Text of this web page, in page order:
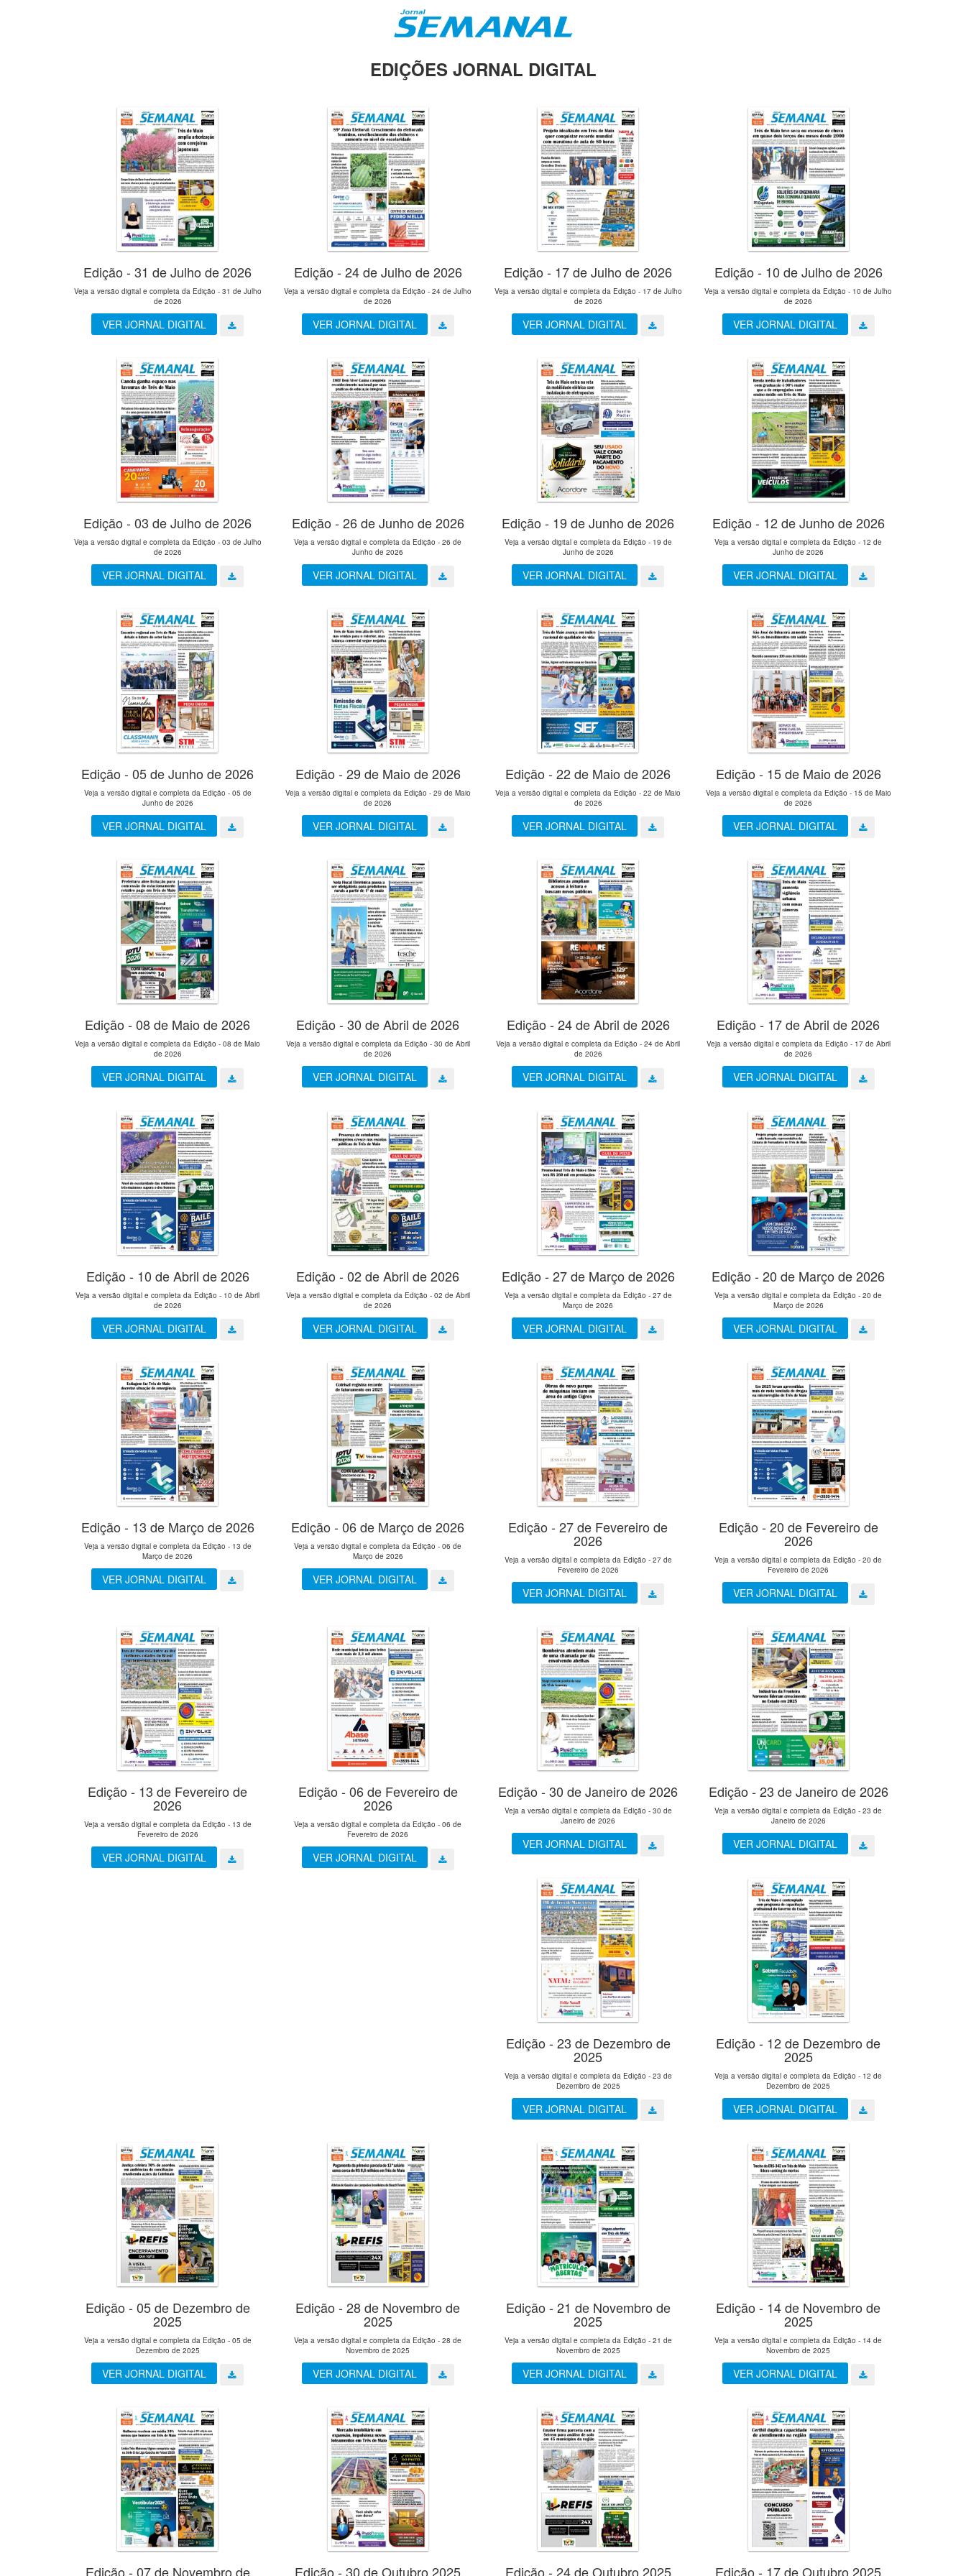
EDIÇÕES JORNAL DIGITAL
Edição - 31 de Julho de 2026
Veja a versão digital e completa da Edição - 31 de Julho
de 2026
VER JORNAL DIGITAL
Edição - 24 de Julho de 2026
Veja a versão digital e completa da Edição - 24 de Julho
de 2026
VER JORNAL DIGITAL
Edição - 17 de Julho de 2026
Veja a versão digital e completa da Edição - 17 de Julho
de 2026
VER JORNAL DIGITAL
Edição - 10 de Julho de 2026
Veja a versão digital e completa da Edição - 10 de Julho
de 2026
VER JORNAL DIGITAL
Edição - 03 de Julho de 2026
Veja a versão digital e completa da Edição - 03 de Julho
de 2026
VER JORNAL DIGITAL
Edição - 26 de Junho de 2026
Veja a versão digital e completa da Edição - 26 de
Junho de 2026
VER JORNAL DIGITAL
Edição - 19 de Junho de 2026
Veja a versão digital e completa da Edição - 19 de
Junho de 2026
VER JORNAL DIGITAL
Edição - 12 de Junho de 2026
Veja a versão digital e completa da Edição - 12 de
Junho de 2026
VER JORNAL DIGITAL
Edição - 05 de Junho de 2026
Veja a versão digital e completa da Edição - 05 de
Junho de 2026
VER JORNAL DIGITAL
Edição - 29 de Maio de 2026
Veja a versão digital e completa da Edição - 29 de Maio
de 2026
VER JORNAL DIGITAL
Edição - 22 de Maio de 2026
Veja a versão digital e completa da Edição - 22 de Maio
de 2026
VER JORNAL DIGITAL
Edição - 15 de Maio de 2026
Veja a versão digital e completa da Edição - 15 de Maio
de 2026
VER JORNAL DIGITAL
Edição - 08 de Maio de 2026
Veja a versão digital e completa da Edição - 08 de Maio
de 2026
VER JORNAL DIGITAL
Edição - 30 de Abril de 2026
Veja a versão digital e completa da Edição - 30 de Abril
de 2026
VER JORNAL DIGITAL
Edição - 24 de Abril de 2026
Veja a versão digital e completa da Edição - 24 de Abril
de 2026
VER JORNAL DIGITAL
Edição - 17 de Abril de 2026
Veja a versão digital e completa da Edição - 17 de Abril
de 2026
VER JORNAL DIGITAL
Edição - 10 de Abril de 2026
Veja a versão digital e completa da Edição - 10 de Abril
de 2026
VER JORNAL DIGITAL
Edição - 02 de Abril de 2026
Veja a versão digital e completa da Edição - 02 de Abril
de 2026
VER JORNAL DIGITAL
Edição - 27 de Março de 2026
Veja a versão digital e completa da Edição - 27 de
Março de 2026
VER JORNAL DIGITAL
Edição - 20 de Março de 2026
Veja a versão digital e completa da Edição - 20 de
Março de 2026
VER JORNAL DIGITAL
Edição - 13 de Março de 2026
Veja a versão digital e completa da Edição - 13 de
Março de 2026
VER JORNAL DIGITAL
Edição - 06 de Março de 2026
Veja a versão digital e completa da Edição - 06 de
Março de 2026
VER JORNAL DIGITAL
Edição - 27 de Fevereiro de
2026
Veja a versão digital e completa da Edição - 27 de
Fevereiro de 2026
VER JORNAL DIGITAL
Edição - 20 de Fevereiro de
2026
Veja a versão digital e completa da Edição - 20 de
Fevereiro de 2026
VER JORNAL DIGITAL
Edição - 13 de Fevereiro de
2026
Veja a versão digital e completa da Edição - 13 de
Fevereiro de 2026
VER JORNAL DIGITAL
Edição - 06 de Fevereiro de
2026
Veja a versão digital e completa da Edição - 06 de
Fevereiro de 2026
VER JORNAL DIGITAL
Edição - 30 de Janeiro de 2026
Veja a versão digital e completa da Edição - 30 de
Janeiro de 2026
VER JORNAL DIGITAL
Edição - 23 de Janeiro de 2026
Veja a versão digital e completa da Edição - 23 de
Janeiro de 2026
VER JORNAL DIGITAL
Edição - 23 de Dezembro de
2025
Veja a versão digital e completa da Edição - 23 de
Dezembro de 2025
VER JORNAL DIGITAL
Edição - 12 de Dezembro de
2025
Veja a versão digital e completa da Edição - 12 de
Dezembro de 2025
VER JORNAL DIGITAL
Edição - 05 de Dezembro de
2025
Veja a versão digital e completa da Edição - 05 de
Dezembro de 2025
VER JORNAL DIGITAL
Edição - 28 de Novembro de
2025
Veja a versão digital e completa da Edição - 28 de
Novembro de 2025
VER JORNAL DIGITAL
Edição - 21 de Novembro de
2025
Veja a versão digital e completa da Edição - 21 de
Novembro de 2025
VER JORNAL DIGITAL
Edição - 14 de Novembro de
2025
Veja a versão digital e completa da Edição - 14 de
Novembro de 2025
VER JORNAL DIGITAL
Edição - 07 de Novembro de Edição - 30 de Outubro 2025 Edição - 24 de Outubro 2025 Edição - 17 de Outubro 2025